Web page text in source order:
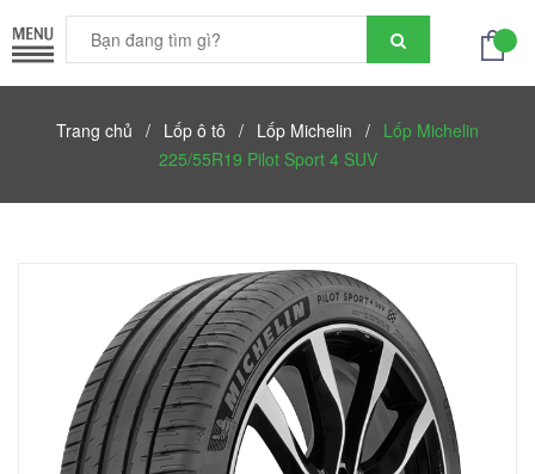
Trang chủ / Lốp ô tô / Lốp Michelin / Lốp Michelin
225/55R19 Pilot Sport 4 SUV